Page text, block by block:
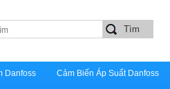
Danfoss Cảm Biến Áp Suất Danfoss